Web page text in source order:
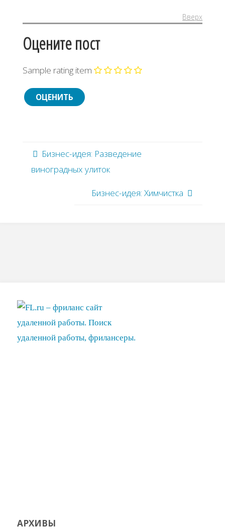
Вверх
Оцените пост
Sample rating item
Бизнес-идея: Разведение
виноградных улиток
Бизнес-идея: Химчистка
АРХИВЫ